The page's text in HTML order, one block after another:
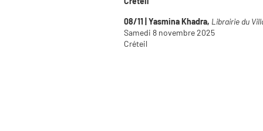
08/11 | Yasmina Khadra, Librairie du
Samedi 8 novembre 2025
Créteil